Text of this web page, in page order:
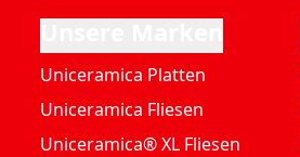
Uniceramica Platten
Uniceramica Fliesen
Uniceramica® XL Fliesen